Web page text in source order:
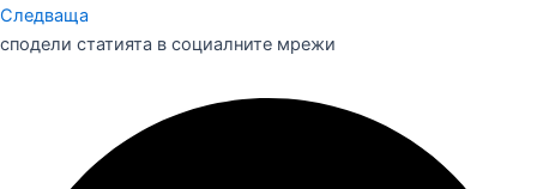
Следваща
сподели статията в социалните мрежи